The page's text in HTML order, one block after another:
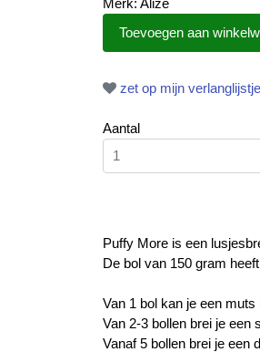
zet op mijn verlanglijstje
Aantal
Puffy More is een
De bol van 150 gram
Van 1 bol kan je een muts
Van 2-3 bollen brei je een
Vanaf 5 bollen brei je een